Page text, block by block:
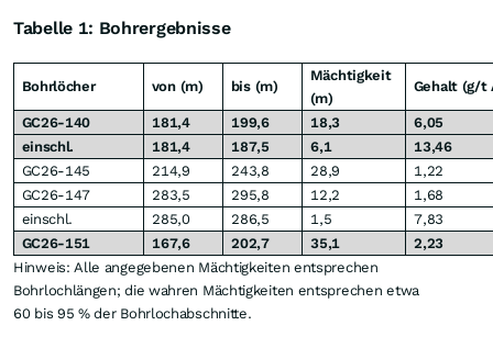
Tabelle 1: Bohrergebnisse
Bohrlöcher von (m) bis (m)
Mächtigkeit
(m)
Gehalt (g/t
GC26-140 181,4 199,6 18,3
6,05
einschl.
181,4 187,5 6,1
13,46
GC26-145
214,9 243,8 28,9
1,22
GC26-147
283,5 295,8 12,2
1,68
einschl.
285,0 286,5 1,5
7,83
GC26-151
167,6 202,7 35,1
2,23
Hinweis: Alle angegebenen Mächtigkeiten entsprechen
Bohrlochlängen; die wahren Mächtigkeiten entsprechen etwa
60 bis 95 % der Bohrlochabschnitte.